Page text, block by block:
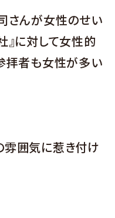
さんが女性のせい
』に対して女性的
拝者も女性が多い
囲気に惹き付け